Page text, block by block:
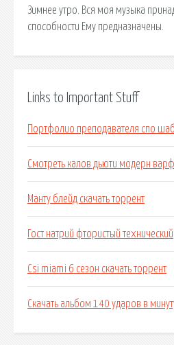
Зимнее утро. Вся моя музыка
способности Ему предназначены.
Links to Important Stuff
Портфолио преподавателя спо
Смотреть калов дьюти модерн
Манту блейд скачать торрент
Гост натрий фтористый технический
Csi miami 6 сезон скачать торрент
Скачать альбом 140 ударов в